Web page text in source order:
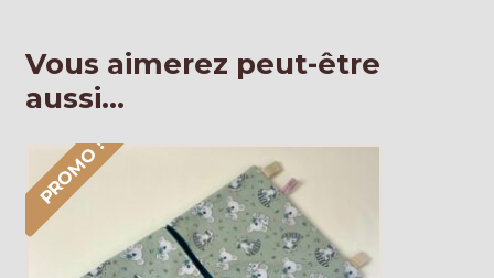
Vous aimerez peut-être
aussi…
PROMO !